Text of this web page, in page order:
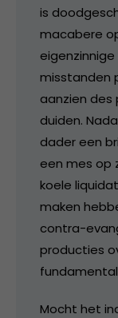
is
macabere
misstanden
aanzien des
duiden.
dader een
een mes op
koele
maken
contra-
producties
Mocht het